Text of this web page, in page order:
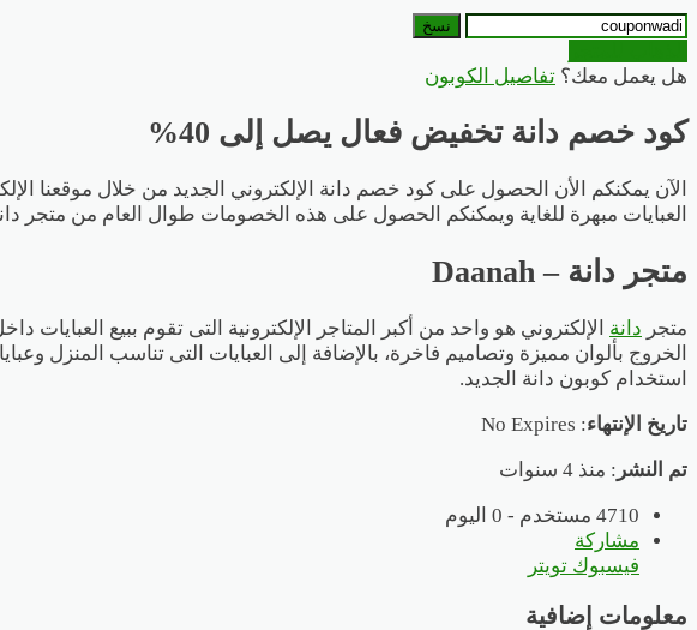
نسخ
هل يعمل معك؟ تفاصيل الكوبون
كود خصم دانة تخفيض فعال يصل إلى 40%
الآن يمكنكم الأن الحصول على كود خصم دانة الإلكتروني الجديد من خلال موقعنا
العبايات مبهرة للغاية ويمكنكم الحصول على هذه الخصومات طوال العام من متجر دانة،
متجر دانة – Daanah
متجر دانة الإلكتروني هو واحد من أكبر المتاجر الإلكترونية التى تقوم ببيع
الخروج بألوان مميزة وتصاميم فاخرة، بالإضافة إلى العبايات التى تناسب المنزل
استخدام كوبون دانة الجديد.
تاريخ الإنتهاء: No Expires
تم النشر : منذ 4 سنوات
4710 مستخدم - 0 اليوم
مشاركة
فيسبوك تويتر
معلومات إضافية